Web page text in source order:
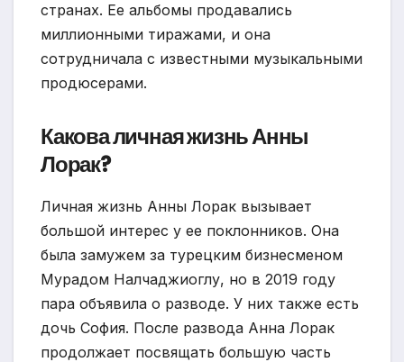
странах. Ее альбомы продавались
миллионными тиражами, и она
сотрудничала с известными музыкальными
продюсерами.
Какова личная жизнь Анны
Лорак?
Личная жизнь Анны Лорак вызывает
большой интерес у ее поклонников. Она
была замужем за турецким бизнесменом
Мурадом Налчаджиоглу, но в 2019 году
пара объявила о разводе. У них также есть
дочь София. После развода Анна Лорак
продолжает посвящать большую часть